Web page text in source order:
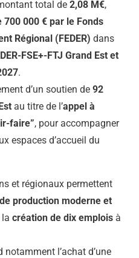
total de 2,08 M€,
000 € par le Fonds
Régional (FEDER) dans
FSE+-FTJ Grand Est et
.
d’un soutien de 92
au titre de l’appel à
faire”, pour accompagner
espaces d’accueil du
et régionaux permettent
production moderne et
création de dix emplois à
notamment l’achat d’une